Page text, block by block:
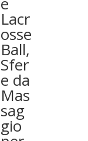
Lacr
osse
Ball,
Sfer
e da
Mas
sag
gio